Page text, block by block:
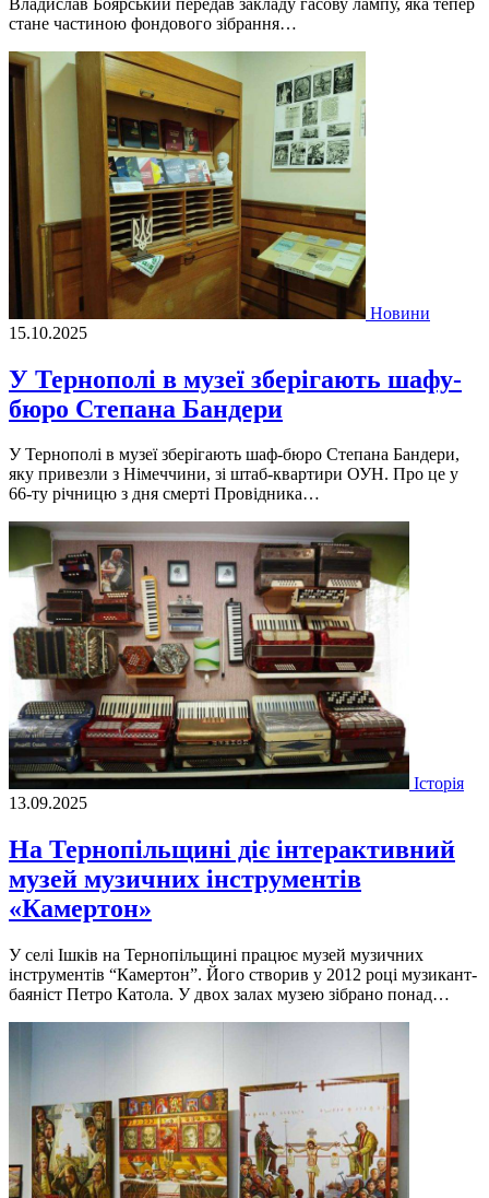
стане частиною фондового зібрання…
Новини
15.10.2025
У Тернополі в музеї зберігають шафу-
бюро Степана Бандери
У Тернополі в музеї зберігають шаф-бюро Степана Бандери,
яку привезли з Німеччини, зі штаб-квартири ОУН. Про це у
66-ту річницю з дня смерті Провідника…
Історія
13.09.2025
На Тернопільщині діє інтерактивний
музей музичних інструментів
«Камертон»
У селі Ішків на Тернопільщині працює музей музичних
інструментів “Камертон”. Його створив у 2012 році музикант-
баяніст Петро Катола. У двох залах музею зібрано понад…